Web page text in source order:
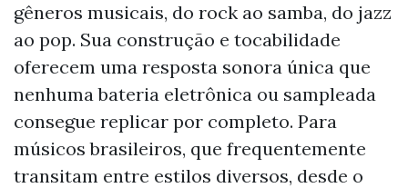
gêneros musicais, do rock ao samba, do jazz
ao pop. Sua construção e tocabilidade
oferecem uma resposta sonora única que
nenhuma bateria eletrônica ou sampleada
consegue replicar por completo. Para
músicos brasileiros, que frequentemente
transitam entre estilos diversos, desde o